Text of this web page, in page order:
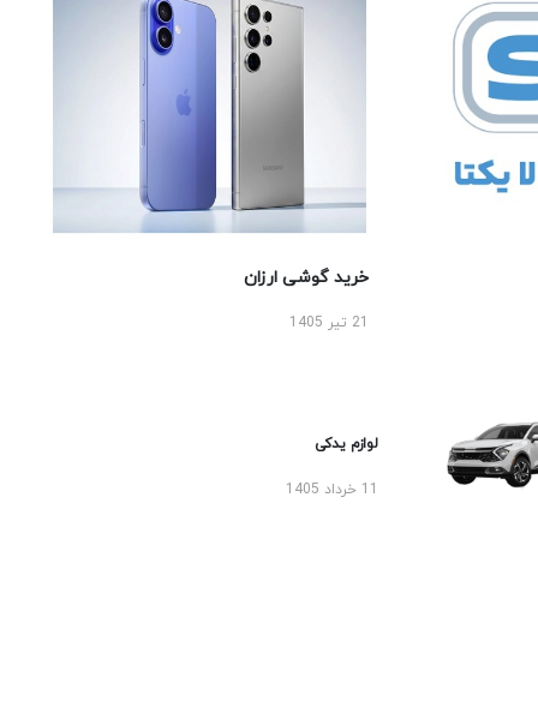
خرید گوشی ارزان
لوازم یدکی